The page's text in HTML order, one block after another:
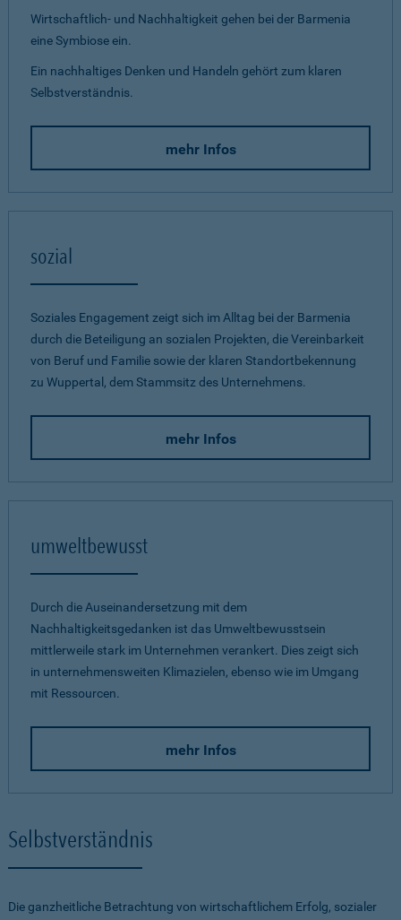
Wirtschaftlich- und Nachhaltigkeit gehen bei der Barmenia
eine Symbiose ein.
Ein nachhaltiges Denken und Handeln gehört zum klaren
Selbstverständnis.
mehr Infos
sozial
Soziales Engagement zeigt sich im Alltag bei der Barmenia
durch die Beteiligung an sozialen Projekten, die Vereinbarkeit
von Beruf und Familie sowie der klaren Standortbekennung
zu Wuppertal, dem Stammsitz des Unternehmens.
mehr Infos
umweltbewusst
Durch die Auseinandersetzung mit dem
Nachhaltigkeitsgedanken ist das Umweltbewusstsein
mittlerweile stark im Unternehmen verankert. Dies zeigt sich
in unternehmensweiten Klimazielen, ebenso wie im Umgang
mit Ressourcen.
mehr Infos
Selbstverständnis
Die ganzheitliche Betrachtung von wirtschaftlichem Erfolg, sozialer